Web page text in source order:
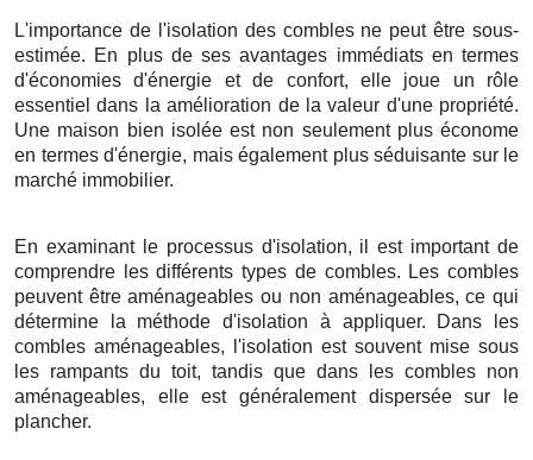
L'importance de l'isolation des combles ne peut être sous-
estimée. En plus de ses avantages immédiats en termes
d'économies d'énergie et de confort, elle joue un rôle
essentiel dans la amélioration de la valeur d'une propriété.
Une maison bien isolée est non seulement plus économe
en termes d'énergie, mais également plus séduisante sur le
marché immobilier.
En examinant le processus d'isolation, il est important de
comprendre les différents types de combles. Les combles
peuvent être aménageables ou non aménageables, ce qui
détermine la méthode d'isolation à appliquer. Dans les
combles aménageables, l'isolation est souvent mise sous
les rampants du toit, tandis que dans les combles non
aménageables, elle est généralement dispersée sur le
plancher.